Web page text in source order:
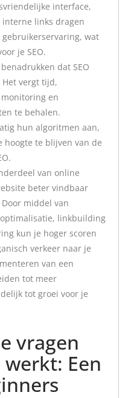
interface,
links dragen
wat
je SEO.
dat SEO
vergt tijd,
en
te behalen.
hun algoritmen aan,
hoogte te blijven van de
van online
beter vindbaar
middel van
linkbuilding
kun je hoger scoren
verkeer naar je
van een
tot meer
tot groei voor je
vragen
werkt: Een